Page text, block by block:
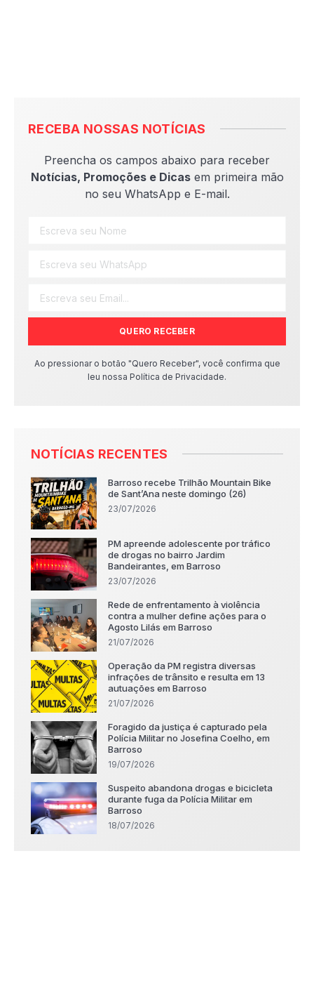
RECEBA NOSSAS NOTÍCIAS
Preencha os campos abaixo para receber
Notícias, Promoções e Dicasem primeira mão
no seu WhatsApp e E-mail.
QUERO RECEBER
Ao pressionar o botão "Quero Receber", você confirma que
leu nossa Política de Privacidade.
NOTÍCIAS RECENTES
Barroso recebe Trilhão Mountain Bike
de Sant’Ana neste domingo (26)
23/07/2026
PM apreende adolescente por tráfico
de drogas no bairro Jardim
Bandeirantes, em Barroso
23/07/2026
Rede de enfrentamento à violência
contra a mulher define ações para o
Agosto Lilás em Barroso
21/07/2026
Operação da PM registra diversas
infrações de trânsito e resulta em 13
autuações em Barroso
21/07/2026
Foragido da justiça é capturado pela
Polícia Militar no Josefina Coelho, em
Barroso
19/07/2026
Suspeito abandona drogas e bicicleta
durante fuga da Polícia Militar em
Barroso
18/07/2026